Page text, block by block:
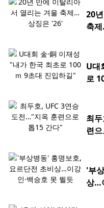
20
축
U대
로
최
련
'부
상…